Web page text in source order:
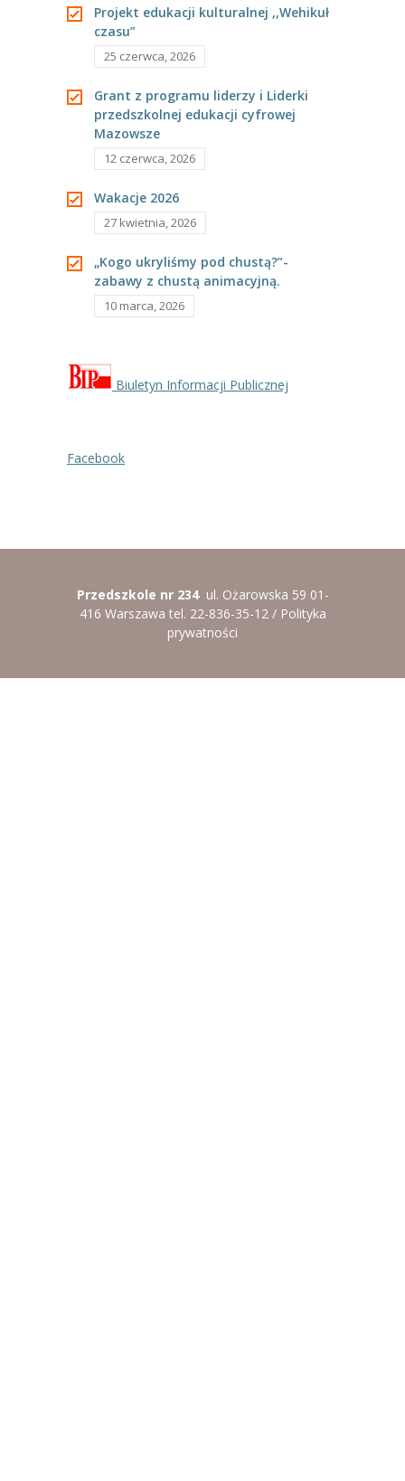
Projekt edukacji kulturalnej ,,Wehikuł
czasu”
25 czerwca, 2026
Grant z programu liderzy i Liderki
przedszkolnej edukacji cyfrowej
Mazowsze
12 czerwca, 2026
Wakacje 2026
27 kwietnia, 2026
„Kogo ukryliśmy pod chustą?”-
zabawy z chustą animacyjną.
10 marca, 2026
Biuletyn Informacji Publicznej
Facebook
Przedszkole nr 234 ul. Ożarowska 59 01-
416 Warszawa tel. 22-836-35-12 / Polityka
prywatności